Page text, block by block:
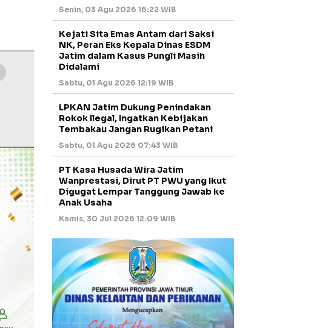
Senin, 03 Agu 2026 16:22 WIB
Kejati Sita Emas Antam dari Saksi
NK, Peran Eks Kepala Dinas ESDM
Jatim dalam Kasus Pungli Masih
Didalami
Sabtu, 01 Agu 2026 12:19 WIB
LPKAN Jatim Dukung Penindakan
Rokok Ilegal, Ingatkan Kebijakan
Tembakau Jangan Rugikan Petani
Sabtu, 01 Agu 2026 07:43 WIB
PT Kasa Husada Wira Jatim
Wanprestasi, Dirut PT PWU yang Ikut
Digugat Lempar Tanggung Jawab ke
Anak Usaha
Kamis, 30 Jul 2026 12:09 WIB